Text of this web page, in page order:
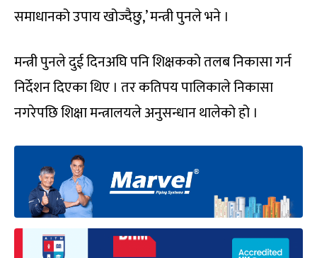
समाधानको उपाय खोज्दैछु,’ मन्त्री पुनले भने ।
मन्त्री पुनले दुई दिनअघि पनि शिक्षकको तलब निकासा गर्न
निर्देशन दिएका थिए । तर कतिपय पालिकाले निकासा
नगरेपछि शिक्षा मन्त्रालयले अनुसन्धान थालेको हो ।